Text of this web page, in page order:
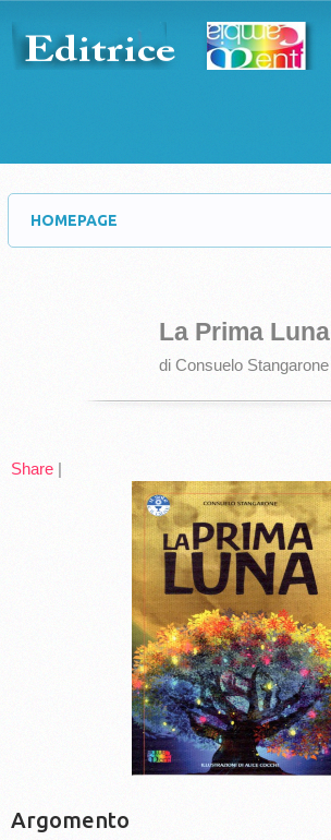
HOMEPAGE
La Prima Luna
di Consuelo Stangarone
Share |
Argomento